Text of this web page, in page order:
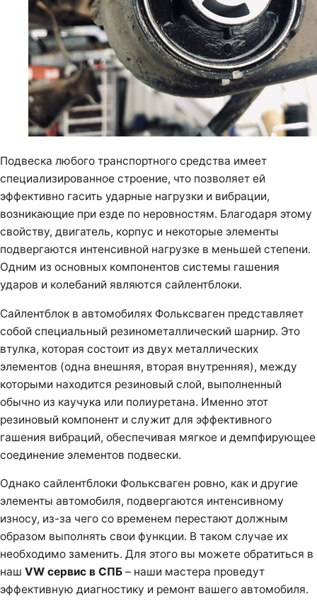
Подвеска любого транспортного средства имеет
специализированное строение, что позволяет ей
эффективно гасить ударные нагрузки и вибрации,
возникающие при езде по неровностям. Благодаря этому
свойству, двигатель, корпус и некоторые элементы
подвергаются интенсивной нагрузке в меньшей степени.
Одним из основных компонентов системы гашения
ударов и колебаний являются сайлентблоки.
Сайлентблок в автомобилях Фольксваген представляет
собой специальный резинометаллический шарнир. Это
втулка, которая состоит из двух металлических
элементов (одна внешняя, вторая внутренняя), между
которыми находится резиновый слой, выполненный
обычно из каучука или полиуретана. Именно этот
резиновый компонент и служит для эффективного
гашения вибраций, обеспечивая мягкое и демпфирующее
соединение элементов подвески.
Однако сайлентблоки Фольксваген ровно, как и другие
элементы автомобиля, подвергаются интенсивному
износу, из-за чего со временем перестают должным
образом выполнять свои функции. В таком случае их
необходимо заменить. Для этого вы можете обратиться в
наш VW сервис в СПБ – наши мастера проведут
эффективную диагностику и ремонт вашего автомобиля.